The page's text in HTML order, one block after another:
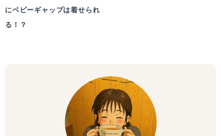
にベビーギャップは着せられ
る！？